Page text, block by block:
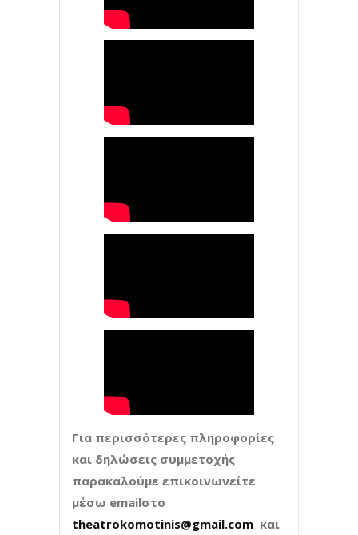
Για περισσότερες πληροφορίες
και δηλώσεις συμμετοχής
παρακαλούμε επικοινωνείτε
μέσω emailστο
theatrokomotinis@gmail.com και